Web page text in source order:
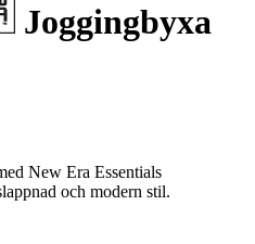
Joggingbyxa
New Era Essentials
och modern stil.